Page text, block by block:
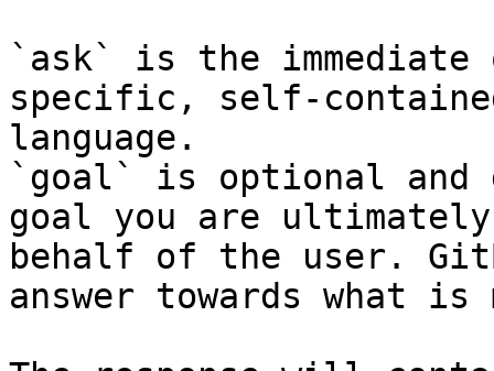
`ask` is the
specific, self-
language.
`goal` is optional and
goal you are
behalf of the user.
answer towards what